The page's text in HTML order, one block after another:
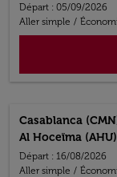
Départ : 05/09/2026
Aller simple /
Casablanca
Al Hoceïma (AHU)
Départ : 16/08/2026
Aller simple /